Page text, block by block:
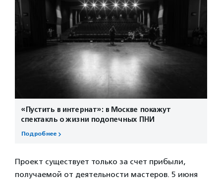
«Пустить в интернат»: в Москве покажут
спектакль о жизни подопечных ПНИ
Подробнее
Проект существует только за счет прибыли,
получаемой от деятельности мастеров. 5 июня